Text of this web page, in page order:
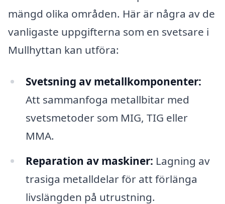
mängd olika områden. Här är några av de
vanligaste uppgifterna som en svetsare i
Mullhyttan kan utföra:
Svetsning av metallkomponenter:
Att sammanfoga metallbitar med
svetsmetoder som MIG, TIG eller
MMA.
Reparation av maskiner: Lagning av
trasiga metalldelar för att förlänga
livslängden på utrustning.